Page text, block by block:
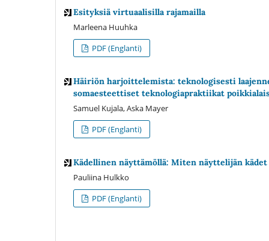
Esityksiä virtuaalisilla rajamailla
Marleena Huuhka
PDF (Englanti)
Häiriön harjoittelemista: teknologisesti
somaesteettiset teknologiapraktiikat
Samuel Kujala, Aska Mayer
PDF (Englanti)
Kädellinen näyttämöllä: Miten näyttelijän
Pauliina Hulkko
PDF (Englanti)